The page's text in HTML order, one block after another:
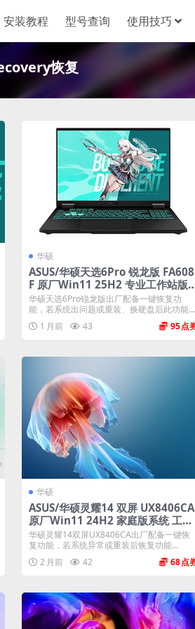
安装教程 型号查询 使用技巧
恢复
华硕
ASUS/华硕天选6Pro 锐龙版 FA608
F 原厂Win11 25H2 专业工作站版
系统 工厂文件 带ASUS Recovery恢
复
华硕天选6Pro锐龙版出厂配备一键恢复功
能，若系统出问题或重装、换硬盘后此功能
失...
1 月前 43 95
华硕
ASUS/华硕灵耀14 双屏 UX8406CA
原厂Win11 24H2 家庭版系统 工厂
文件 带ASUS Recovery恢复
华硕灵耀14双屏UX8406CA出厂配备一键恢
复功能，若系统异常或重装后恢复功能...
2 月前
42 68